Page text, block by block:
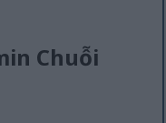
Chuỗi